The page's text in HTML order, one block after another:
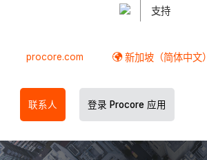
支持
procore.com 新加坡（简体中文）
联系人 登录 Procore 应用